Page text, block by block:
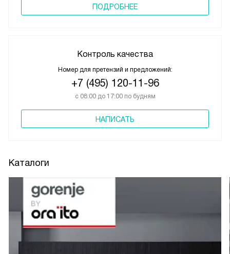
ПОДРОБНЕЕ
Контроль качества
Номер для претензий и предложений:
+7 (495) 120-11-96
с 08:00 до 17:00 по будням
НАПИСАТЬ
Каталоги